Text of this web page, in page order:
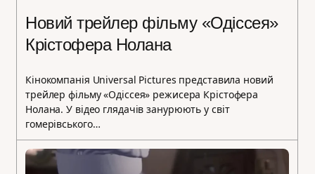
Новий трейлер фільму «Одіссея»
Крістофера Нолана
Кінокомпанія Universal Pictures представила новий
трейлер фільму «Одіссея» режисера Крістофера
Нолана. У відео глядачів занурюють у світ
гомерівського…